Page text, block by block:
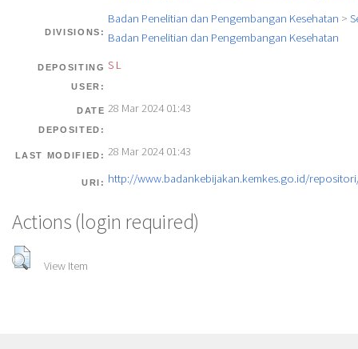
DIVISIONS:
Badan Penelitian dan Pengembangan Kesehatan >
Badan Penelitian dan Pengembangan Kesehatan
DEPOSITING
USER:
S L
DATE
DEPOSITED:
28 Mar 2024 01:43
LAST MODIFIED: 28 Mar 2024 01:43
URI: http://www.badankebijakan.kemkes.go.id/
Actions (login required)
View Item